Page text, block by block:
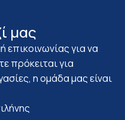
μας
για να
πρόκειται για
η ομάδα μας είναι